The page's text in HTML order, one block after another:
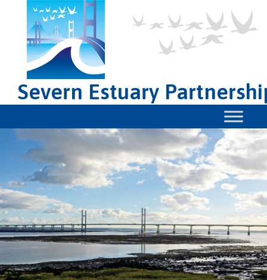
Severn Estuary